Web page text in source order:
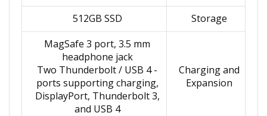
Storage
512GB SSD
Charging and
Expansion
MagSafe 3 port, 3.5 mm
headphone jack
- Two Thunderbolt / USB 4
ports supporting charging,
DisplayPort, Thunderbolt 3,
and USB 4